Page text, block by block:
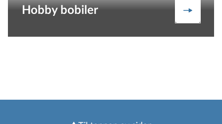
Hobby bobiler Bobiler